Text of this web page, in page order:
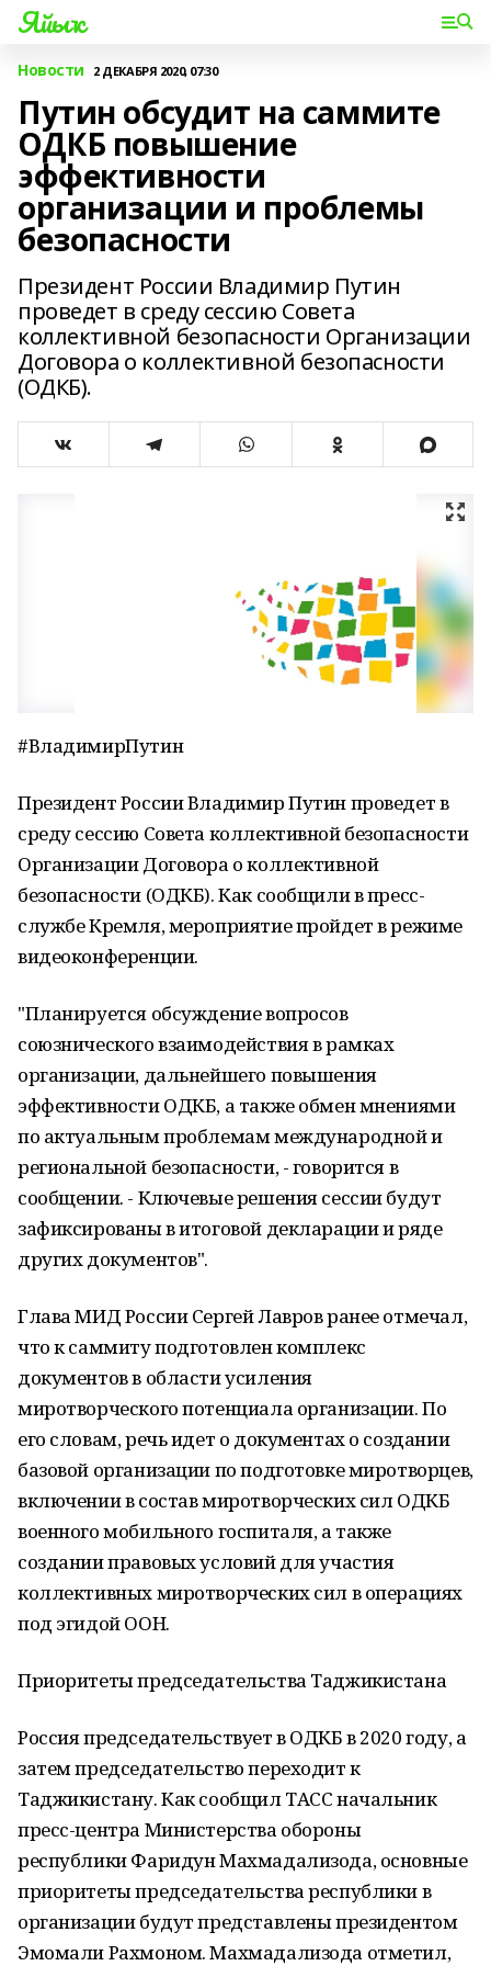
Яйыҡ
Новости 2 ДЕКАБРЯ 2020, 07:30
Путин обсудит на саммите
ОДКБ повышение
эффективности
организации и проблемы
безопасности
Президент России Владимир Путин
проведет в среду сессию Совета
коллективной безопасности Организации
Договора о коллективной безопасности
(ОДКБ).
#ВладимирПутин
Президент России Владимир Путин проведет в
среду сессию Совета коллективной безопасности
Организации Договора о коллективной
безопасности (ОДКБ). Как сообщили в пресс-
службе Кремля, мероприятие пройдет в режиме
видеоконференции.
"Планируется обсуждение вопросов
союзнического взаимодействия в рамках
организации, дальнейшего повышения
эффективности ОДКБ, а также обмен мнениями
по актуальным проблемам международной и
региональной безопасности, - говорится в
сообщении. - Ключевые решения сессии будут
зафиксированы в итоговой декларации и ряде
других документов".
Глава МИД России Сергей Лавров ранее отмечал,
что к саммиту подготовлен комплекс
документов в области усиления
миротворческого потенциала организации. По
его словам, речь идет о документах о создании
базовой организации по подготовке миротворцев,
включении в состав миротворческих сил ОДКБ
военного мобильного госпиталя, а также
создании правовых условий для участия
коллективных миротворческих сил в операциях
под эгидой ООН.
Приоритеты председательства Таджикистана
Россия председательствует в ОДКБ в 2020 году, а
затем председательство переходит к
Таджикистану. Как сообщил ТАСС начальник
пресс-центра Министерства обороны
республики Фаридун Махмадализода, основные
приоритеты председательства республики в
организации будут представлены президентом
Эмомали Рахмоном. Махмадализода отметил,